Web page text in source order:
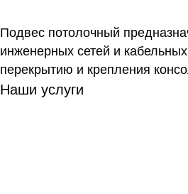
Подвес потолочный
инженерных сетей и
перекрытию и крепления
Наши услуги